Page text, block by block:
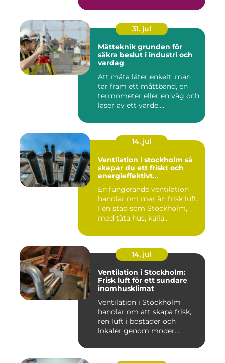
31. jul
Mätteknik grunden för
säkra beslut i industri och
vardag
Att mäta låter enkelt: man
tar fram ett måttband, en
termometer eller en våg och
läser av ett värde....
14. jul
Ventilation i stockholm så
skapar du ett friskt och
energieffektivt
En fungerande ventilation
handlar om mer än frisk luft.
I en stad som Stockholm,
med täta hus, kalla...
14. jul
Ventilation i Stockholm:
Frisk luft för ett sundare
inomhusklimat
Ventilation i Stockholm
handlar om att skapa frisk,
ren luft i bostäder och
lokaler genom moder...